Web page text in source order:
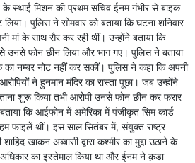
के स्थाई मिशन की प्रथम सचिव ईनम गंभीर से बाइक
पुलिस ने सोमवार को बताया कि घटना शनिवार
मां के साथ सैर कर रही थीं। उन्होंने बताया कि
उनसे फोन छीन लिया और भाग गए। पुलिस ने बताया
नम्बर नोट नहीं कर सकीं। पुलिस ने कहा कि अपनी
ने हुनमान मंदिर का रास्ता पूछा। जब उन्होंने
शुरू किया तभी आरोपी उनसे फोन छीन कर फरार
कि आईफोन में अमेरिका में पंजीकृत सिम कार्ड
थीं। इस साल सितंबर में, संयुक्त राष्ट्र
खाकन अब्बासी द्वारा कश्मीर का मुद्दा उठाने के
का इस्तेमाल किया था और ईनम ने क़डा